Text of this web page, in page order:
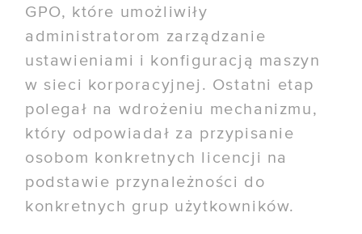
GPO, które umożliwiły
administratorom zarządzanie
ustawieniami i konfiguracją maszyn
w sieci korporacyjnej. Ostatni etap
polegał na wdrożeniu mechanizmu,
który odpowiadał za przypisanie
osobom konkretnych licencji na
podstawie przynależności do
konkretnych grup użytkowników.